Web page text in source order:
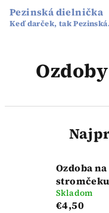
na
obsah
Pezinská dielnička
Keď darček, tak Pezinská
Ozdoba
stromčeku
Skladom
€4,50